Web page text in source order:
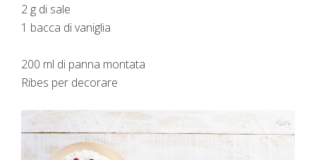
2 g di sale
1 bacca di vaniglia
200 ml di panna montata
Ribes per decorare